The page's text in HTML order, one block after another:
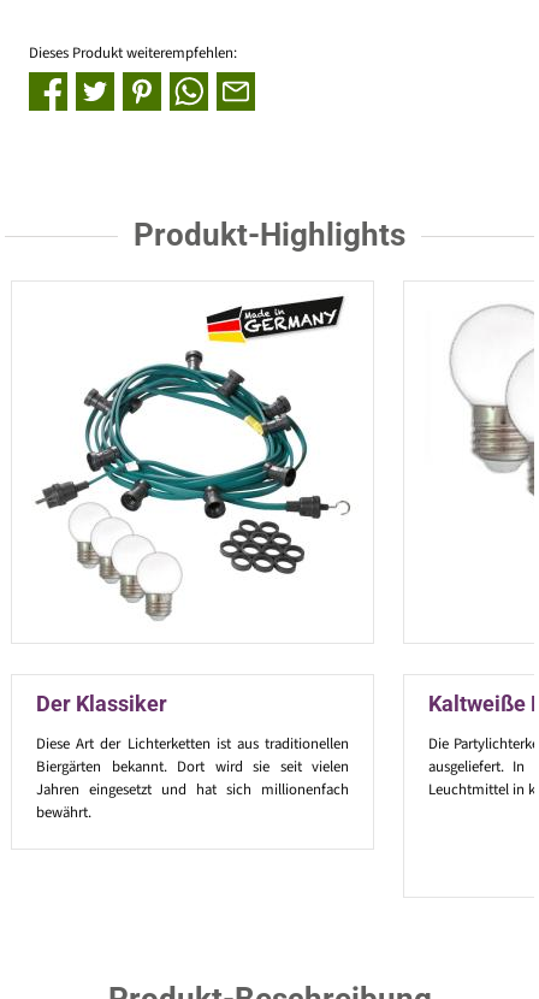
Dieses Produkt weiterempfehlen:
Produkt-Highlights
Der Klassiker
Diese Art der Lichterketten ist aus traditionellen
Biergärten bekannt. Dort wird sie seit vielen
Jahren eingesetzt und hat sich millionenfach
bewährt.
Kaltweiße
Die
ausgeliefert. In
Leuchtmittel in